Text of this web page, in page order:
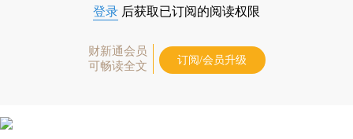
登录 后获取已订阅的阅读权限
财新通会员
可畅读全文
订阅/会员升级